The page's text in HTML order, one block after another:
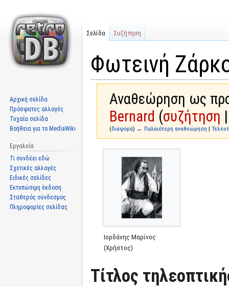
Φωτεινή
Αναθεώρηση ως
Bernard (συζήτηση
(διαφορά) ← Παλαιότερη αναθεώρηση |
Ιορδάνης Μαρίνος
(Χρήστος)
Τίτλος
Σελίδα Συζήτηση
Αρχική σελίδα
Πρόσφατες αλλαγές
Τυχαία σελίδα
Βοήθεια για το MediaWiki
Εργαλεία
Τι συνδέει εδώ
Σχετικές αλλαγές
Ειδικές σελίδες
Εκτυπώσιμη έκδοση
Σταθερός σύνδεσμος
Πληροφορίες σελίδας